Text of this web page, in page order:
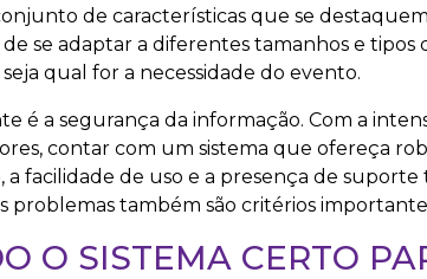
de características que se
se adaptar a diferentes tamanhos e
qual for a necessidade do evento.
é a segurança da informação. Com a
contar com um sistema que ofereça
a facilidade de uso e a presença de
problemas também são critérios
O SISTEMA CERTO